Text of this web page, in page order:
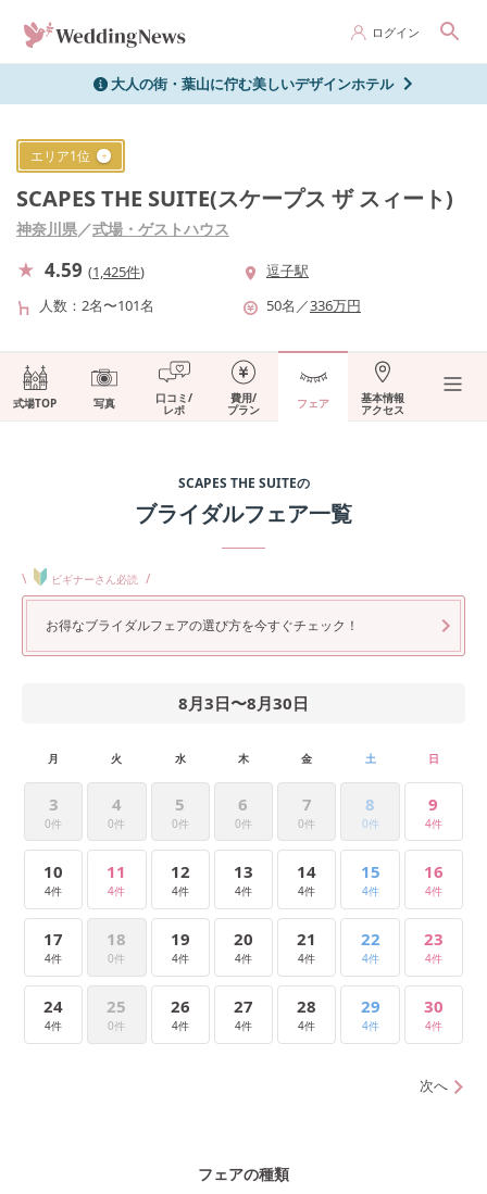
ログイン
大人の街・葉山に佇む美しいデザインホテル
エリア1位
SCAPES THE SUITE(スケープス ザ スィート)
神奈川県／式場・ゲストハウス
4.59 (1,425件)
逗子駅
人数
2名〜101名 50名 ／336万円
式場TOP 写真 口コミ/
レポ
費用/
プラン フェア 基本情報
アクセス
SCAPES THE SUITEの
ブライダルフェア一覧
\ ビギナーさん必読 /
お得なブライダルフェアの選び方を今すぐチェック！
8月3日〜8月30日
月 火 水 木 金 土 日
3
0件
4
0件
5
0件
6
0件
7
0件
8
0件
9
4件
10
4件
11
4件
12
4件
13
4件
14
4件
15
4件
16
4件
17
4件
18
0件
19
4件
20
4件
21
4件
22
4件
23
4件
24
4件
25
0件
26
4件
27
4件
28
4件
29
4件
30
4件
次へ
フェアの種類